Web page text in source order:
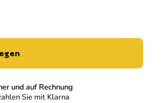
und auf Rechnung
Sie mit Klarna